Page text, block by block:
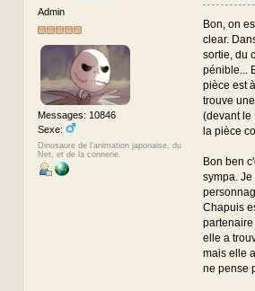
Admin
Messages: 10846
Sexe:
Dinosaure de l'animation japonaise, du
Net, et de la connerie.
Bon, on
clear.
sortie, du
pénible...
pièce est
trouve
(devant le
la pièce
Bon ben
sympa.
Chapuis
elle a
mais elle
ne pense